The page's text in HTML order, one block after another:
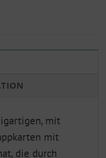
mit
mit
die durch